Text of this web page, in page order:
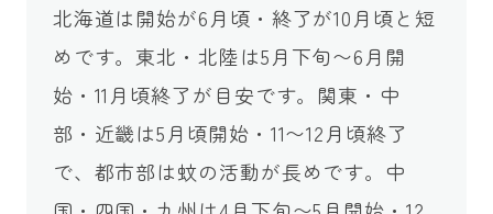
北海道は開始が6月頃・終了が10月頃と短
めです。東北・北陸は5月下旬〜6月開
始・11月頃終了が目安です。関東・中
部・近畿は5月頃開始・11〜12月頃終了
で、都市部は蚊の活動が長めです。中